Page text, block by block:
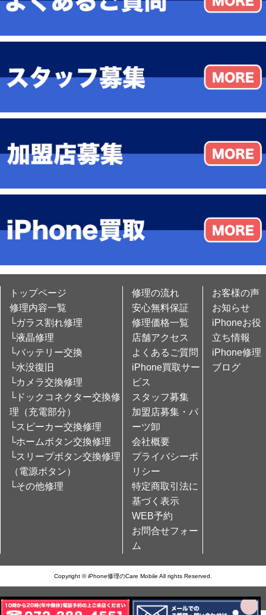
トップページ
修理内容一覧
└ガラス割れ修理
└液晶修理
└バッテリー交換
└水没復旧
└カメラ交換修理
└ドックコネクター交換修
理（充電部分）
└スピーカー交換修理
└ホームボタン交換修理
└スリープボタン交換修理
（電源ボタン）
└その他修理
修理の流れ
安心無料保証
修理価格一覧
店舗アクセス
よくあるご質問
iPhone買取サー
ビス
スタッフ募集
加盟店募集・パ
ーツ卸
会社概要
プライバシーポ
リシー
特定商取引法に
基づく表示
WEB予約
お問合せフォー
ム
お客様の声
お知らせ
iPhoneお役
立ち情報
iPhone修理
ブログ
Copyright © iPhone修理のCare Mobile All rights Reserved.